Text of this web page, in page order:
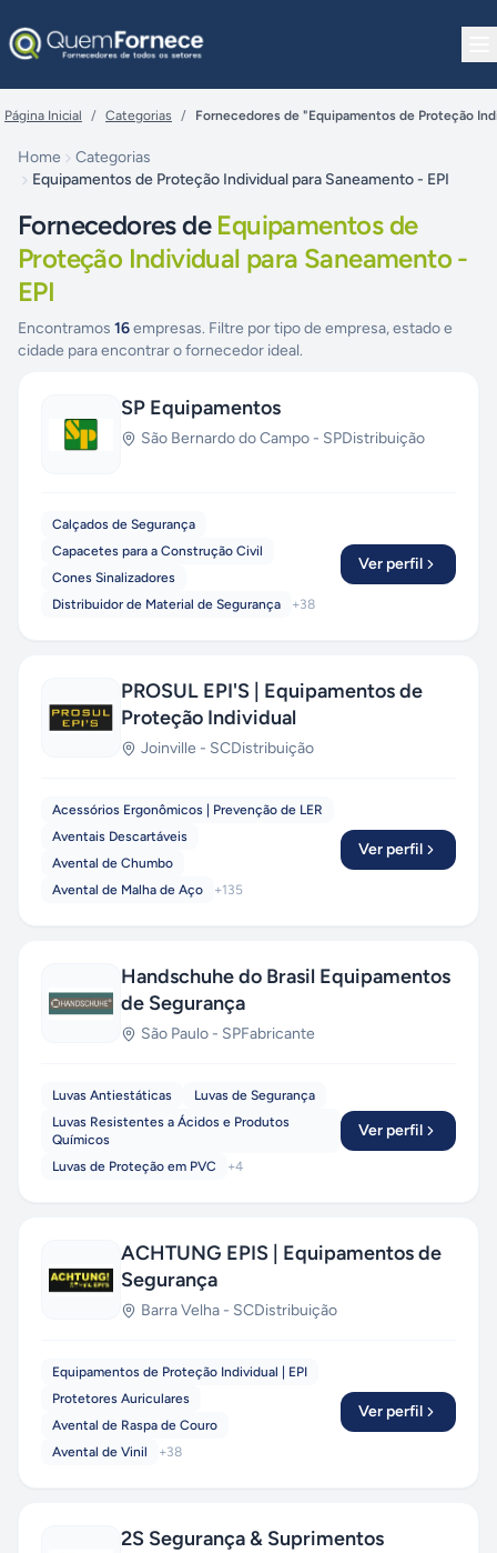
Página Inicial / Categorias / Fornecedores de "Equipamentos de Proteção
Home
Categorias
Equipamentos de Proteção Individual para Saneamento - EPI
Fornecedores de Equipamentos de
Proteção Individual para Saneamento -
EPI
Encontramos 16empresas. Filtre por tipo de empresa, estado e
cidade para encontrar o fornecedor ideal.
SP Equipamentos
São Bernardo do Campo - SPDistribuição
Calçados de Segurança
Capacetes para a Construção Civil
Cones Sinalizadores
Distribuidor de Material de Segurança
+38
Ver perfil
PROSUL EPI'S | Equipamentos de
Proteção Individual
Joinville - SCDistribuição
Acessórios Ergonômicos | Prevenção de LER
Aventais Descartáveis
Avental de Chumbo
Avental de Malha de Aço
+135
Ver perfil
Handschuhe do Brasil Equipamentos
de Segurança
São Paulo - SPFabricante
Luvas Antiestáticas
Luvas de Segurança
Luvas Resistentes a Ácidos e Produtos
Químicos
Luvas de Proteção em PVC
+4
Ver perfil
ACHTUNG EPIS | Equipamentos de
Segurança
Barra Velha - SCDistribuição
Equipamentos de Proteção Individual | EPI
Protetores Auriculares
Avental de Raspa de Couro
Avental de Vinil
+38
Ver perfil
2S Segurança & Suprimentos